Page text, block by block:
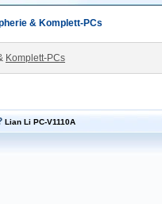
& Komplett-PCs
Komplett-PCs
Lian Li PC-V1110A